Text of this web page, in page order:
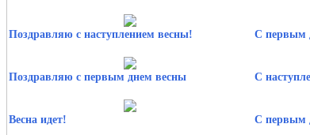
Поздравляю с наступлением весны! С первым
Поздравляю с первым днем весны С
Весна идет! С первым